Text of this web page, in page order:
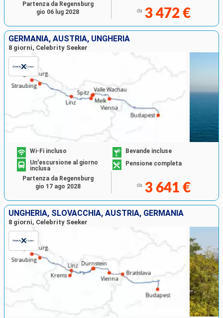
da 3 472 €
Partenza da Regensburg
gio 06 lug 2028
GERMANIA, AUSTRIA, UNGHERIA
8 giorni, Celebrity Seeker
Wi-Fi incluso
Bevande incluse
Un'escursione al giorno
inclusa
Pensione completa
da 3 641 €
Partenza da Regensburg
gio 17 ago 2028
UNGHERIA, SLOVACCHIA, AUSTRIA, GERMANIA
8 giorni, Celebrity Seeker